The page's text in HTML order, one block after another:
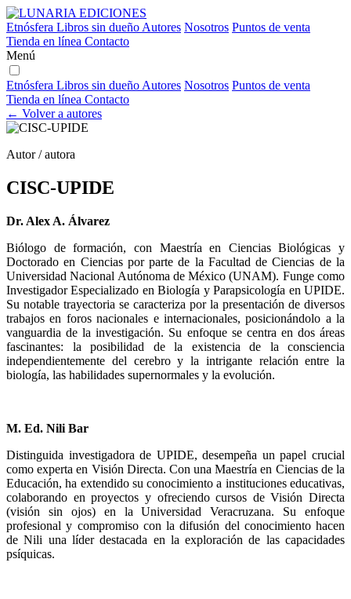
Etnósfera Libros sin dueño Autores Nosotros Puntos de venta
Tienda en línea Contacto
Menú
Etnósfera Libros sin dueño Autores Nosotros Puntos de venta
Tienda en línea Contacto
← Volver a autores
Autor / autora
CISC-UPIDE
Dr. Alex A. Álvarez
Biólogo de formación, con Maestría en Ciencias Biológicas y
Doctorado en Ciencias por parte de la Facultad de Ciencias de la
Universidad Nacional Autónoma de México (UNAM). Funge como
Investigador Especializado en Biología y Parapsicología en UPIDE.
Su notable trayectoria se caracteriza por la presentación de diversos
trabajos en foros nacionales e internacionales, posicionándolo a la
vanguardia de la investigación. Su enfoque se centra en dos áreas
fascinantes: la posibilidad de la existencia de la consciencia
independientemente del cerebro y la intrigante relación entre la
biología, las habilidades supernormales y la evolución.
M. Ed. Nili Bar
Distinguida investigadora de UPIDE, desempeña un papel crucial
como experta en Visión Directa. Con una Maestría en Ciencias de la
Educación, ha extendido su conocimiento a instituciones educativas,
colaborando en proyectos y ofreciendo cursos de Visión Directa
(visión sin ojos) en la Universidad Veracruzana. Su enfoque
profesional y compromiso con la difusión del conocimiento hacen
de Nili una líder destacada en la exploración de las capacidades
psíquicas.